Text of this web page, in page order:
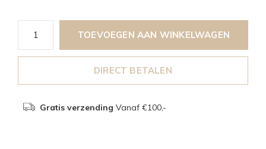
TOEVOEGEN AAN WINKELWAGEN
DIRECT BETALEN
Gratis verzending Vanaf €100,-